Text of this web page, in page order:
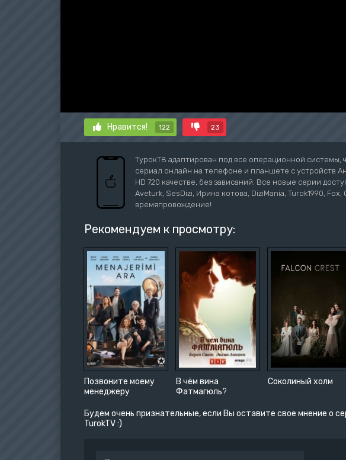
Нравится! 122 23
ТурокТВ адаптирован под все операционной
сериал онлайн на телефоне и планшете с устройств
HD 720 качестве, без зависаний. Все новые серии
Aveturk, SesDizi, Ирина котова, DiziMania, Turok1990,
времяпровождение!
Рекомендуем к просмотру:
Позвоните моему
менеджеру
В чём вина
Фатмагюль?
Соколиный холм
Будем очень признательные, если Вы оставите свое мнение о
TurokTV :)